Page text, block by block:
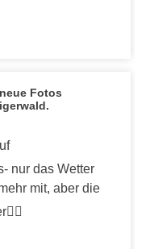
Fotos
nur das Wetter
mit, aber die